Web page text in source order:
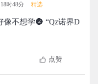
时48分 精选
不想学🌚 “Qz诺界D
点赞